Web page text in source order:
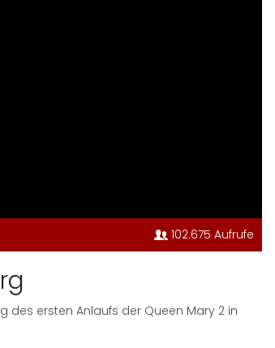
102.675 Aufrufe
des ersten Anlaufs der Queen Mary 2 in